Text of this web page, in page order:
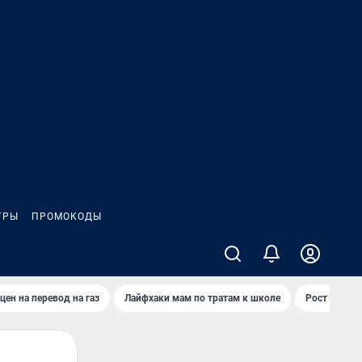
ПРОМОКОДЫ
на перевод на газ Лайфхаки мам по тратам к школе Рост цен на